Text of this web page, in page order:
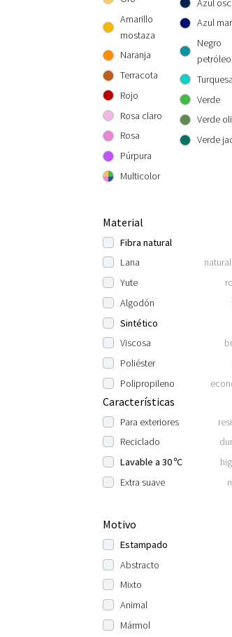
Amarillo
mostaza
Naranja
Terracota
Rojo
Rosa claro
Rosa
Púrpura
Multicolor
Azul
Azul
Negro
petróleo
Turquesa
Verde
Verde
Verde
Material
Fibra natural
Lana
Yute
Algodón
Sintético
Viscosa
Poliéster
Polipropileno
Características
Para exteriores
Reciclado
Lavable a 30 ºC
Extra suave
Motivo
Estampado
Abstracto
Mixto
Animal
Mármol